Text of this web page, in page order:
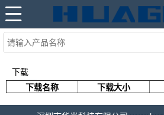
下载
下载名称
下载大小